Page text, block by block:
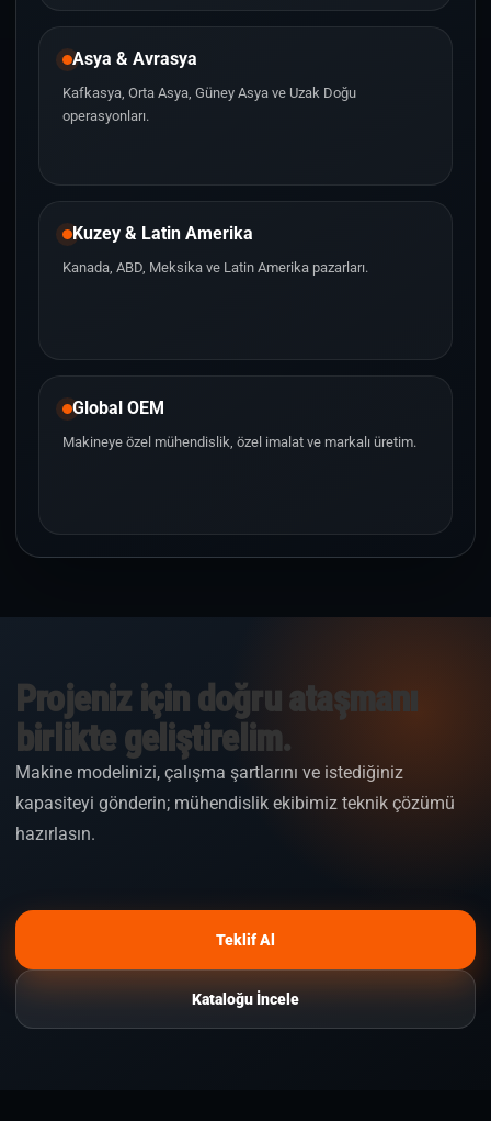
Asya & Avrasya
Kafkasya, Orta Asya, Güney Asya ve Uzak Doğu
operasyonları.
Kuzey & Latin Amerika
Kanada, ABD, Meksika ve Latin Amerika pazarları.
Global OEM
Makineye özel mühendislik, özel imalat ve markalı üretim.
Projeniz için doğru ataşmanı
birlikte geliştirelim.
Makine modelinizi, çalışma şartlarını ve istediğiniz
kapasiteyi gönderin; mühendislik ekibimiz teknik çözümü
hazırlasın.
Teklif Al
Kataloğu İncele